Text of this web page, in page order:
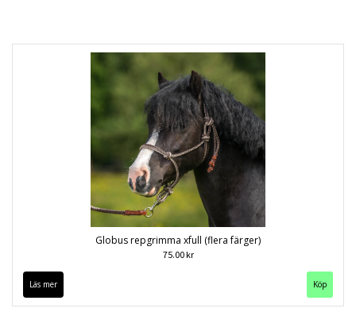
Globus repgrimma xfull (flera färger)
75.00 kr
Läs mer Köp